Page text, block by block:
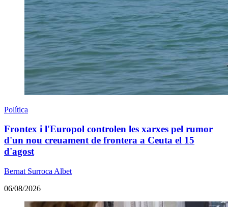
Política
Frontex i l'Europol controlen les xarxes pel rumor
d'un nou creuament de frontera a Ceuta el 15
d'agost
Bernat Surroca Albet
06/08/2026